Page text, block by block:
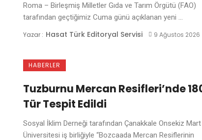
Roma – Birleşmiş Milletler Gıda ve Tarım Örgütü (FAO)
tarafından geçtiğimiz Cuma günü açıklanan yeni ...
Yazar : Hasat Türk Editoryal Servisi 9 Ağustos 2026
HABERLER
Tuzburnu Mercan Resifleri’nde
Tür Tespit Edildi
Sosyal İklim Derneği tarafından Çanakkale Onsekiz Mart
Üniversitesi iş birliğiyle “Bozcaada Mercan Resiflerinin